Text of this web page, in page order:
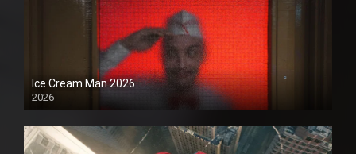
Ice Cream Man 2026
2026